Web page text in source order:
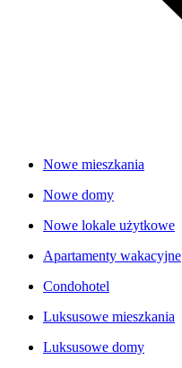
Nowe mieszkania
Nowe domy
Nowe lokale użytkowe
Apartamenty wakacyjne
Condohotel
Luksusowe mieszkania
Luksusowe domy